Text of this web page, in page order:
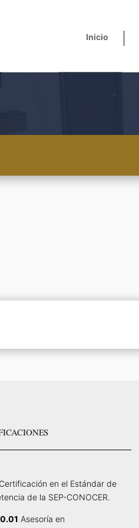
Inicio
en el Estándar de
de la SEP-CONOCER.
Asesoría en